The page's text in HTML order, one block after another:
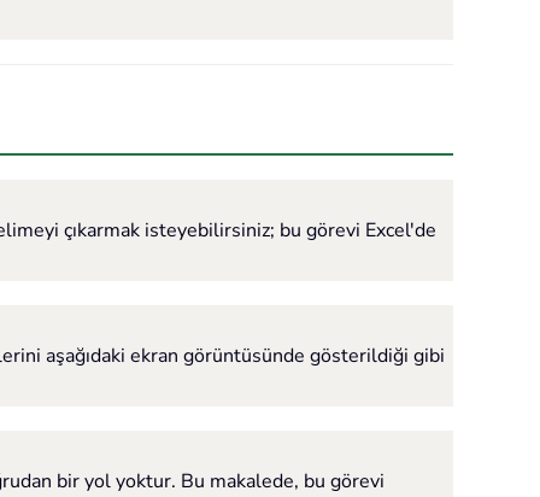
çıkarmak isteyebilirsiniz; bu görevi Excel'de
aşağıdaki ekran görüntüsünde gösterildiği gibi
bir yol yoktur. Bu makalede, bu görevi